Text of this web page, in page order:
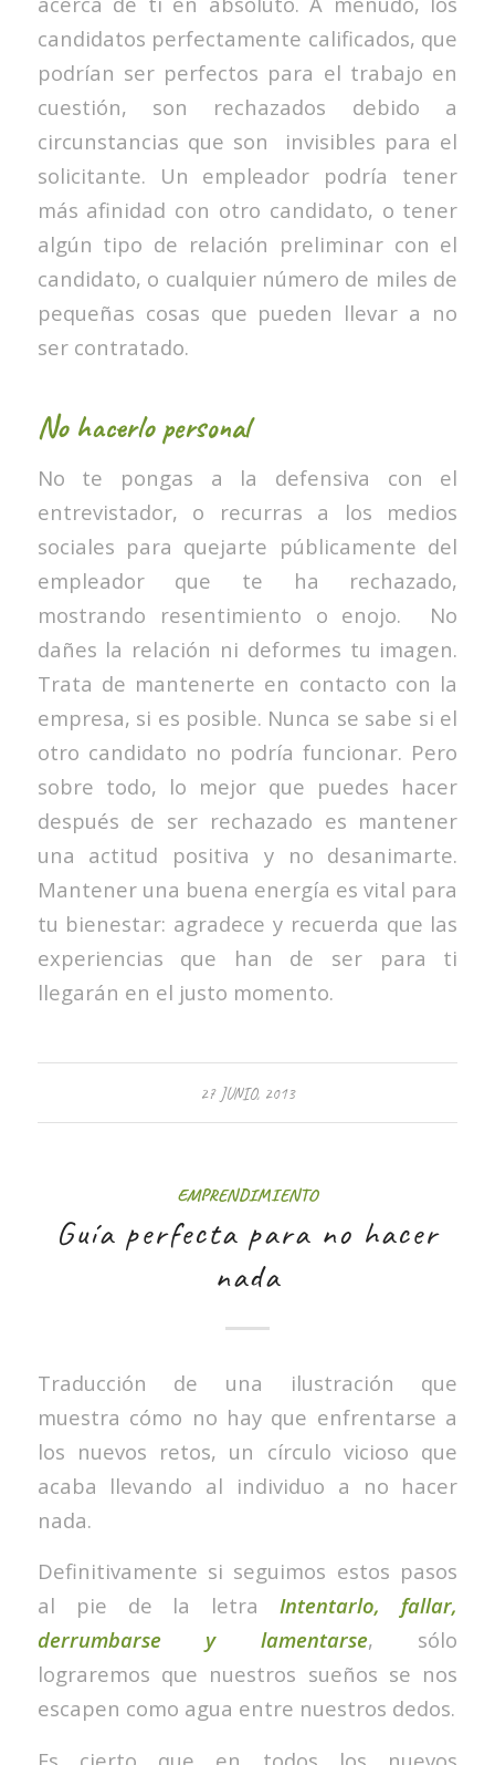
candidatos perfectamente calificados, que
podrían ser perfectos para el trabajo en
cuestión, son rechazados debido a
circunstancias que son invisibles para el
solicitante. Un empleador podría tener
más afinidad con otro candidato, o tener
algún tipo de relación preliminar con el
candidato, o cualquier número de miles de
pequeñas cosas que pueden llevar a no
ser contratado.
No hacerlo personal
No te pongas a la defensiva con el
entrevistador, o recurras a los medios
sociales para quejarte públicamente del
empleador que te ha rechazado,
mostrando resentimiento o enojo. No
dañes la relación ni deformes tu imagen.
Trata de mantenerte en contacto con la
empresa, si es posible. Nunca se sabe si el
otro candidato no podría funcionar. Pero
sobre todo, lo mejor que puedes hacer
después de ser rechazado es mantener
una actitud positiva y no desanimarte.
Mantener una buena energía es vital para
tu bienestar: agradece y recuerda que las
experiencias que han de ser para ti
llegarán en el justo momento.
27 JUNIO, 2013
EMPRENDIMIENTO
Guía perfecta para no hacer
nada
Traducción de una ilustración que
muestra cómo no hay que enfrentarse a
los nuevos retos, un círculo vicioso que
acaba llevando al individuo a no hacer
nada.
Definitivamente si seguimos estos pasos
al pie de la letraIntentarlo, fallar,
derrumbarse y lamentarse, sólo
lograremos que nuestros sueños se nos
escapen como agua entre nuestros dedos.